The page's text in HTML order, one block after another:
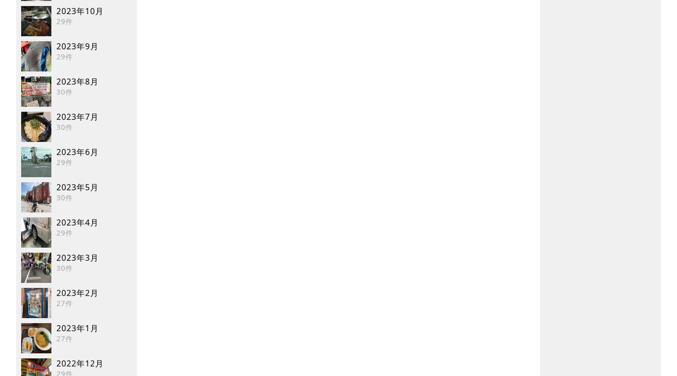
2023年10月
29件
2023年9月
29件
2023年8月
30件
2023年7月
30件
2023年6月
29件
2023年5月
30件
2023年4月
29件
2023年3月
30件
2023年2月
27件
2023年1月
27件
2022年12月
29件